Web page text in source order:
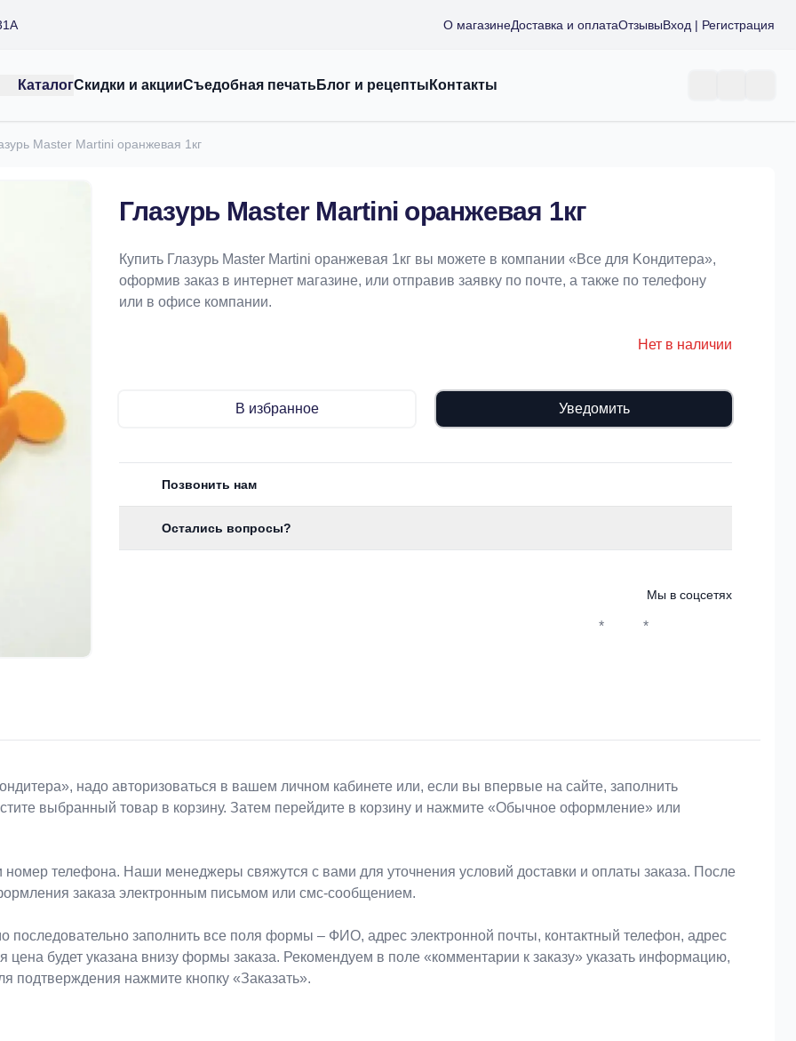
О магазинеДоставка и оплатаОтзывыВход | Регистрация
КаталогСкидки и акцииСъедобная печатьБлог и рецепты Контакты
Master Martini оранжевая 1кг
Глазурь Master Martini оранжевая 1кг
Купить Глазурь Master Martini оранжевая 1кг вы можете в компании «Bce для Koндитeрa»,
оформив заказ в интернет магазине, или отправив заявку по почте, а также по телефону
или в офисе компании.
Нет в наличии
В избранное Уведомить
Позвонить нам
Остались вопросы?
Мы в соцсетях
* *
надо авторизоваться в вашем личном кабинете или, если вы впервые на сайте, заполнить
выбранный товар в корзину. Затем перейдите в корзину и нажмите «Обычное оформление» или
телефона. Наши менеджеры свяжутся с вами для уточнения условий доставки и оплаты заказа. После
заказа электронным письмом или смс-сообщением.
последовательно заполнить все поля формы – ФИО, адрес электронной почты, контактный телефон, адрес
цена будет указана внизу формы заказа. Рекомендуем в поле «комментарии к заказу» указать информацию,
подтверждения нажмите кнопку «Заказать».